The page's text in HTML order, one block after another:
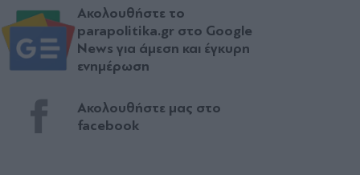
Ακολουθήστε το
parapolitika.gr στο Google
News για άμεση και έγκυρη
ενημέρωση
Ακολουθήστε μας στο
facebook